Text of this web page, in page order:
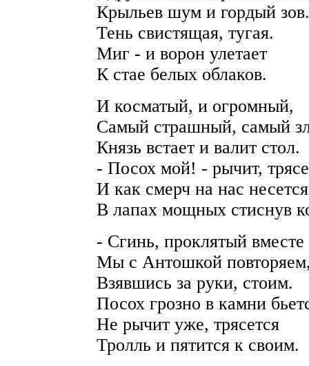
Крыльев шум и гордый зов.
Тень свистящая, тугая.
Миг - и ворон улетает
К стае белых облаков.
И косматый, и огромный,
Самый страшный, самый
Князь встает и валит стол.
- Посох мой! - рычит,
И как смерч на нас
В лапах мощных стиснув
- Сгинь, проклятый вместе
Мы с Антошкой
Взявшись за руки, стоим.
Посох грозно в камни
Не рычит уже, трясется
Тролль и пятится к своим.